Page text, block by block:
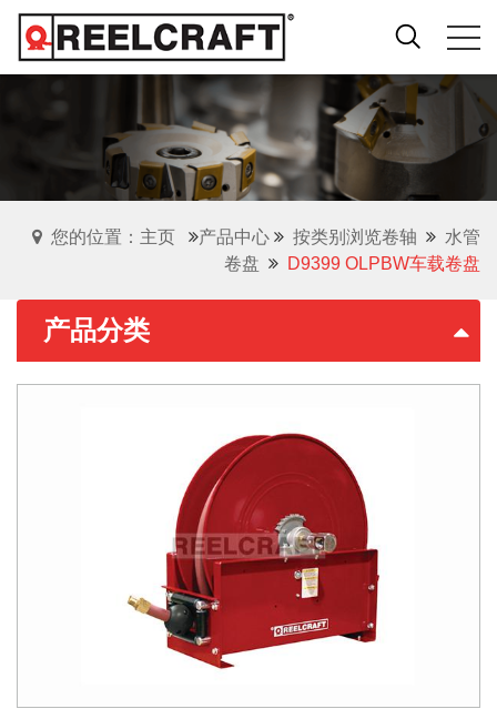
您的位置：主页 产品中心 按类别浏览卷轴
水管
卷盘
D9399 OLPBW车载卷盘
产品分类